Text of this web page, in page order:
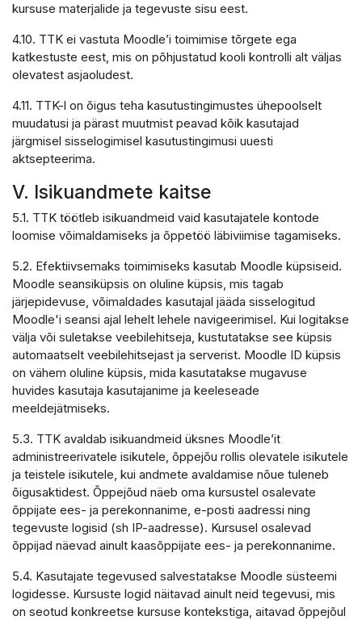
kursuse materjalide ja tegevuste sisu eest.
4.10. TTK ei vastuta Moodle’i toimimise tõrgete ega
katkestuste eest, mis on põhjustatud kooli kontrolli alt väljas
olevatest asjaoludest.
4.11. TTK-l on õigus teha kasutustingimustes ühepoolselt
muudatusi ja pärast muutmist peavad kõik kasutajad
järgmisel sisselogimisel kasutustingimusi uuesti
aktsepteerima.
V. Isikuandmete kaitse
5.1. TTK töötleb isikuandmeid vaid kasutajatele kontode
loomise võimaldamiseks ja õppetöö läbiviimise tagamiseks.
5.2. Efektiivsemaks toimimiseks kasutab Moodle küpsiseid.
Moodle seansiküpsis on oluline küpsis, mis tagab
järjepidevuse, võimaldades kasutajal jääda sisselogitud
Moodle'i seansi ajal lehelt lehele navigeerimisel. Kui logitakse
välja või suletakse veebilehitseja, kustutatakse see küpsis
automaatselt veebilehitsejast ja serverist. Moodle ID küpsis
on vähem oluline küpsis, mida kasutatakse mugavuse
huvides kasutaja kasutajanime ja keeleseade
meeldejätmiseks.
5.3. TTK avaldab isikuandmeid üksnes Moodle’it
administreerivatele isikutele, õppejõu rollis olevatele isikutele
ja teistele isikutele, kui andmete avaldamise nõue tuleneb
õigusaktidest. Õppejõud näeb oma kursustel osalevate
õppijate ees- ja perekonnanime, e-posti aadressi ning
tegevuste logisid (sh IP-aadresse). Kursusel osalevad
õppijad näevad ainult kaasõppijate ees- ja perekonnanime.
5.4. Kasutajate tegevused salvestatakse Moodle süsteemi
logidesse. Kursuste logid näitavad ainult neid tegevusi, mis
on seotud konkreetse kursuse kontekstiga, aitavad õppejõul